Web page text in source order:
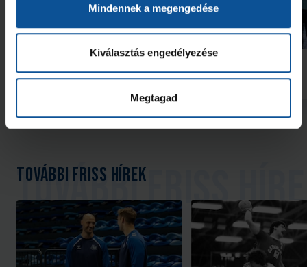
Mindennek a megengedése
Kiválasztás engedélyezése
Megtagad
Galéria
Futás a Ligetben (2026.07.28.)
Lukács Kornél az Év
További friss hírek